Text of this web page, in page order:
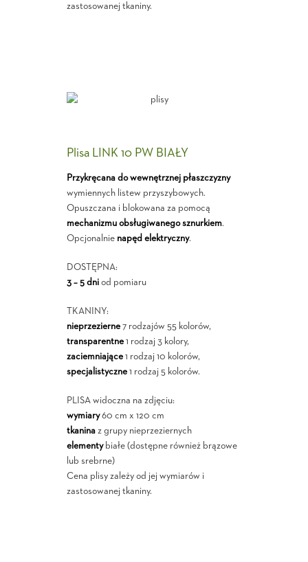
zastosowanej tkaniny.
Plisa LINK 10 PW BIAŁY
Przykręcana do wewnętrznej płaszczyzny
wymiennych listew przyszybowych.
Opuszczana i blokowana za pomocą
mechanizmu obsługiwanego sznurkiem.
Opcjonalnie napęd elektryczny.
DOSTĘPNA:
3 – 5 dniod pomiaru
TKANINY:
nieprzezierne7 rodzajów 55 kolorów,
transparentne1 rodzaj 3 kolory,
zaciemniające1 rodzaj 10 kolorów,
specjalistyczne1 rodzaj 5 kolorów.
PLISA widoczna na zdjęciu:
wymiary60 cm x 120 cm
tkaninaz grupy nieprzeziernych
elementybiałe (dostępne również brązowe
lub srebrne)
Cena plisy zależy od jej wymiarów i
zastosowanej tkaniny.